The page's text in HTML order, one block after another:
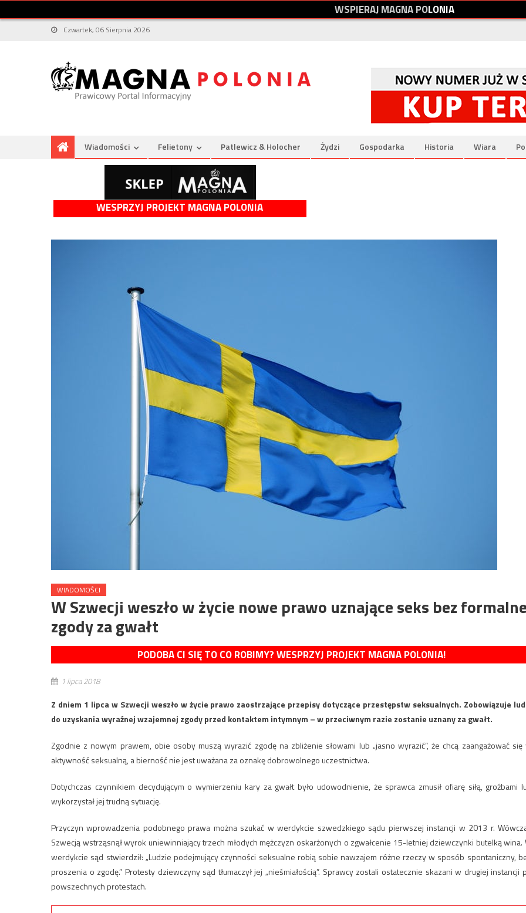
WSPIERAJMAGNAPOLONIA
Czwartek, 06 Sierpnia 2026
Wiadomości Felietony Patlewicz & Holocher Żydzi Gospodarka Historia Wiara
WESPRZYJ PROJEKT MAGNA POLONIA
WIADOMOŚCI
W Szwecji weszło w życie nowe prawo uznające seks bez
zgody za gwałt
PODOBA CI SIĘ TO CO ROBIMY? WESPRZYJ PROJEKT MAGNA POLONIA!
1 lipca 2018
Z dniem 1 lipca w Szwecji weszło w życie prawo zaostrzające przepisy dotyczące przestępstw seksualnych. Zobowiązuje
do uzyskania wyraźnej wzajemnej zgody przed kontaktem intymnym – w przeciwnym razie zostanie uznany za gwałt.
Zgodnie z nowym prawem, obie osoby muszą wyrazić zgodę na zbliżenie słowami lub „jasno wyrazić”, że chcą zaangażować się
aktywność seksualną, a bierność nie jest uważana za oznakę dobrowolnego uczestnictwa.
Dotychczas czynnikiem decydującym o wymierzeniu kary za gwałt było udowodnienie, że sprawca zmusił ofiarę siłą, groźbami
wykorzystał jej trudną sytuację.
Przyczyn wprowadzenia podobnego prawa można szukać w werdykcie szwedzkiego sądu pierwszej instancji w 2013 r.
Szwecją wstrząsnął wyrok uniewinniający trzech młodych mężczyzn oskarżonych o zgwałcenie 15-letniej dziewczynki butelką wina.
werdykcie sąd stwierdził: „Ludzie podejmujący czynności seksualne robią sobie nawzajem różne rzeczy w sposób spontaniczny,
proszenia o zgodę.” Protesty dziewczyny sąd tłumaczył jej „nieśmiałością”. Sprawcy zostali ostatecznie skazani w drugiej instancji
powszechnych protestach.